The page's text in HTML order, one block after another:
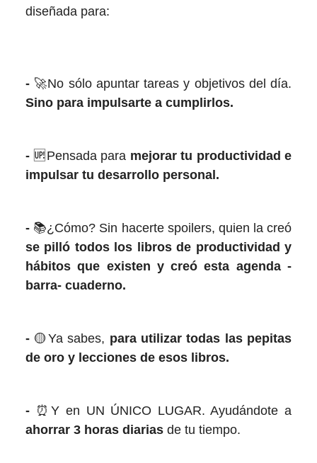
diseñada para:
- 🚀No sólo apuntar tareas y objetivos del día.
Sino para impulsarte a cumplirlos.
- 🆙Pensada para mejorar tu productividad e
impulsar tu desarrollo personal.
- 📚¿Cómo? Sin hacerte spoilers, quien la creó
se pilló todos los libros de productividad y
hábitos que existen y creó esta agenda -
barra- cuaderno.
- 🟡Ya sabes, para utilizar todas las pepitas
de oro y lecciones de esos libros.
- ⏰Y en UN ÚNICO LUGAR. Ayudándote a
ahorrar 3 horas diarias de tu tiempo.